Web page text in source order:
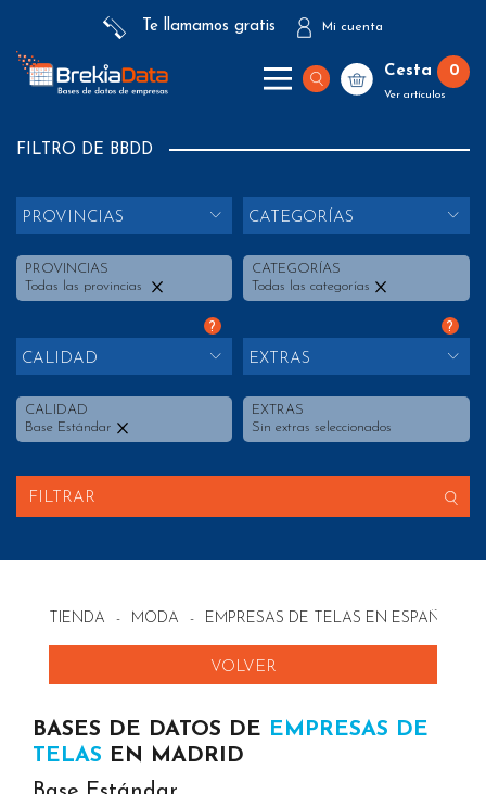
Te llamamos gratis Mi cuenta
Cesta 0
Ver artículos
FILTRO DE BBDD
PROVINCIAS
PROVINCIAS
Todas las provincias
CATEGORÍAS
CATEGORÍAS
Todas las categorías
?
CALIDAD
CALIDAD
Base Estándar
?
EXTRAS
EXTRAS
Sin extras seleccionados
FILTRAR
TIENDA - MODA - EMPRESAS DE TELAS EN ESPAÑA
VOLVER
BASES DE DATOS DE EMPRESAS DE
TELAS EN MADRID